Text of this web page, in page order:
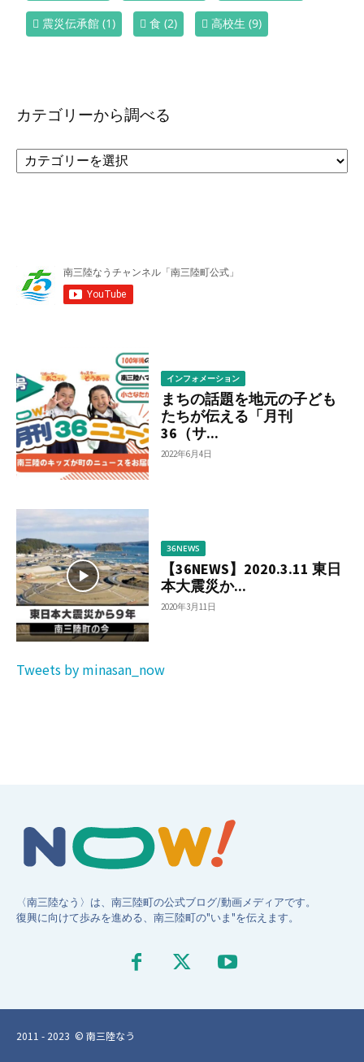
震災伝承館 (1) 食 (2) 高校生 (9)
カテゴリーから調べる
カ
テ
ら
調
インフォメーション
まちの話題を地元の子ども
たちが伝える「月刊
36（サ...
2022年6月4日
36NEWS
【36NEWS】2020.3.11 東日
本大震災か...
2020年3月11日
Tweets by minasan_now
〈南三陸なう〉は、南三陸町の公式ブログ/動画メディアです。
復興に向けて歩みを進める、南三陸町の"いま"を伝えます。
2011 - 2023 © 南三陸なう